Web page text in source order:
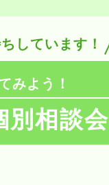
しています！
みよう！
別相談会